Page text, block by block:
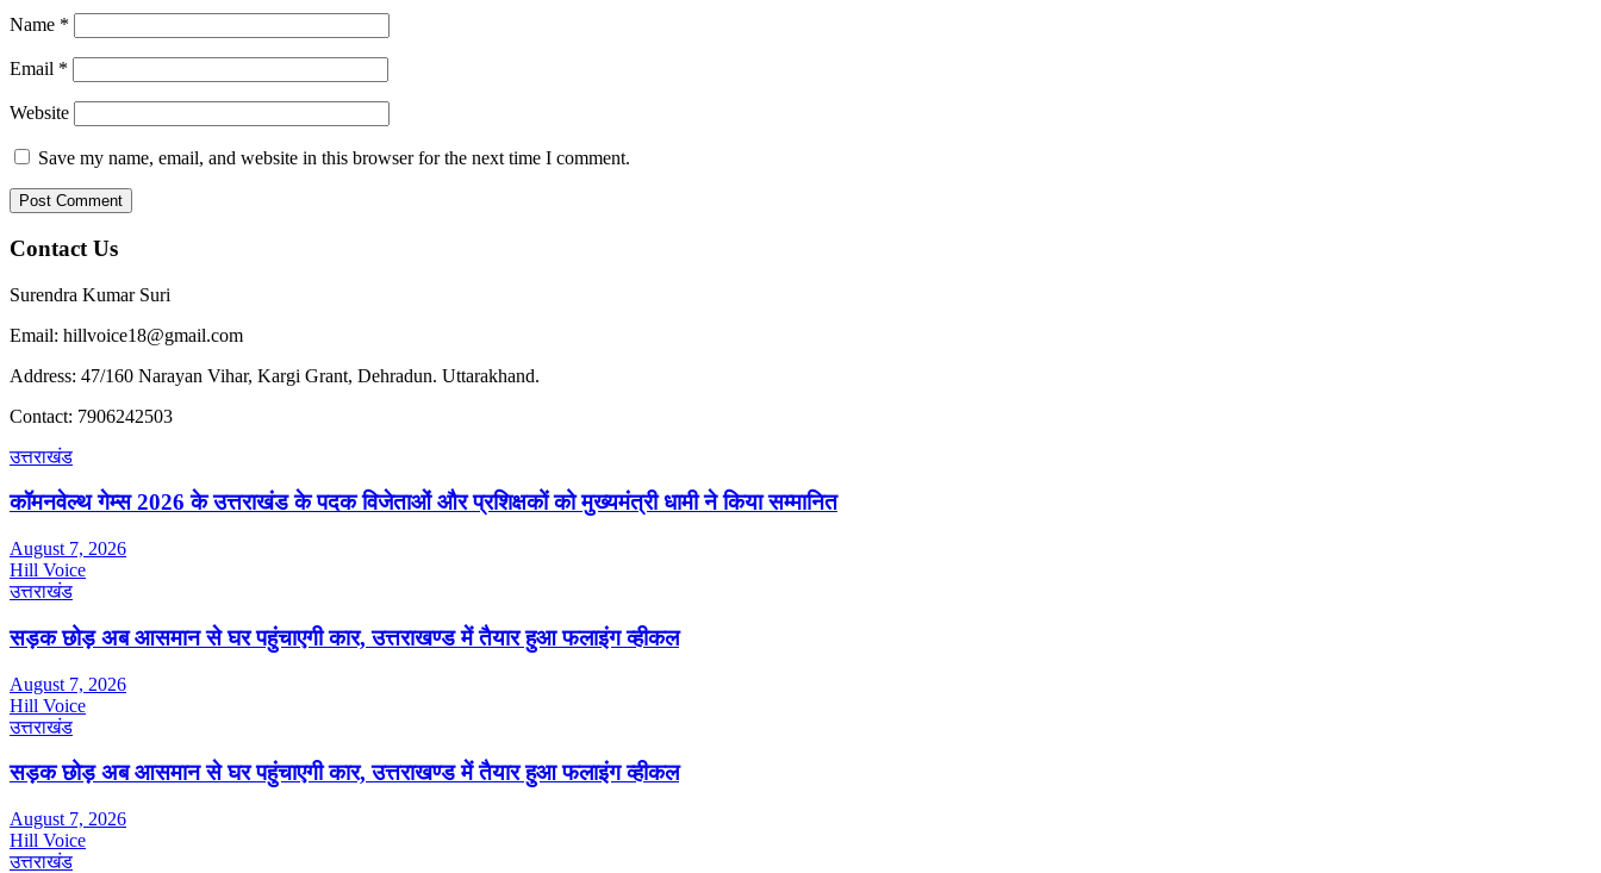
Name *
Email *
Website
Save my name, email, and website in this browser for the next time I comment.
Contact Us
Surendra Kumar Suri
Email: hillvoice18@gmail.com
Address: 47/160 Narayan Vihar, Kargi Grant, Dehradun. Uttarakhand.
Contact: 7906242503
उत्तराखंड
कॉमनवेल्थ गेम्स 2026 के उत्तराखंड के पदक विजेताओं और प्रशिक्षकों को मुख्यमंत्री धामी ने किया सम्मानित
August 7, 2026
Hill Voice
उत्तराखंड
सड़क छोड़ अब आसमान से घर पहुंचाएगी कार, उत्तराखण्ड में तैयार हुआ फलाइंग व्हीकल
August 7, 2026
Hill Voice
उत्तराखंड
सड़क छोड़ अब आसमान से घर पहुंचाएगी कार, उत्तराखण्ड में तैयार हुआ फलाइंग व्हीकल
August 7, 2026
Hill Voice
उत्तराखंड